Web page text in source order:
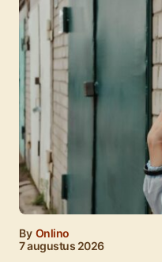
By Onlino
7 augustus 2026